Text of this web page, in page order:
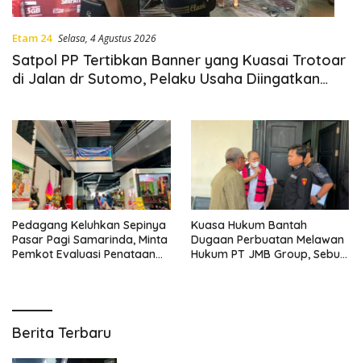
Etam 24 Selasa, 4 Agustus 2026
Satpol PP Tertibkan Banner yang Kuasai Trotoar
di Jalan dr Sutomo, Pelaku Usaha Diingatkan
Pedagang Keluhkan Sepinya
Pasar Pagi Samarinda, Minta
Pemkot Evaluasi Penataan
Kuasa Hukum Bantah
Dugaan Perbuatan Melawan
Hukum PT JMB Group, Sebut
a
l
Berita Terbaru